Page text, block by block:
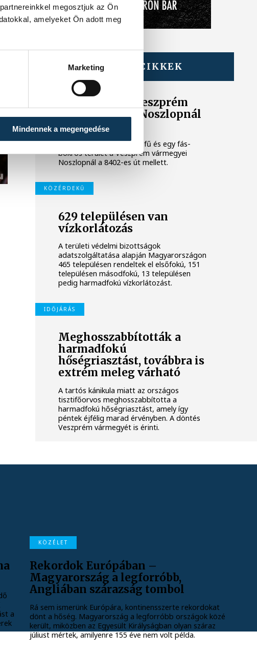
megosztjuk az Ön
amelyeket Ön adott meg
Marketing
Mindennek a megengedése
TOVÁBBI CIKKEK
Újabb tűzeset Veszprém
vármegyében: Noszlopnál
ég a száraz fű
Tíz hektáron ég a száraz fű és egy fás-
bokros terület a Veszprém vármegyei
Noszlopnál a 8402-es út mellett.
KÖZÉRDEKŰ
629 településen van
vízkorlátozás
A területi védelmi bizottságok
adatszolgáltatása alapján Magyarországon
465 településen rendeltek el elsőfokú, 151
településen másodfokú, 13 településen
pedig harmadfokú vízkorlátozást.
IDŐJÁRÁS
Meghosszabbították a
harmadfokú
hőségriasztást, továbbra is
extrém meleg várható
A tartós kánikula miatt az országos
tisztifőorvos meghosszabbította a
harmadfokú hőségriasztást, amely így
péntek éjfélig marad érvényben. A döntés
Veszprém vármegyét is érinti.
a
KÖZÉLET
Rekordok Európában –
Magyarország a legforróbb,
Angliában szárazság tombol
Rá sem ismerünk Európára, kontinensszerte rekordokat
dönt a hőség. Magyarország a legforróbb országok közé
került, miközben az Egyesült Királyságban olyan száraz
júliust mértek, amilyenre 155 éve nem volt példa.